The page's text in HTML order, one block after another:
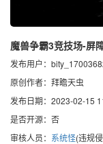
魔兽争霸3竞技场-屏
发布用户：
原创作者：拜瞻天虫
发布日期：2023-02-15
是否开源：否
审核人员： 系统怪(违规